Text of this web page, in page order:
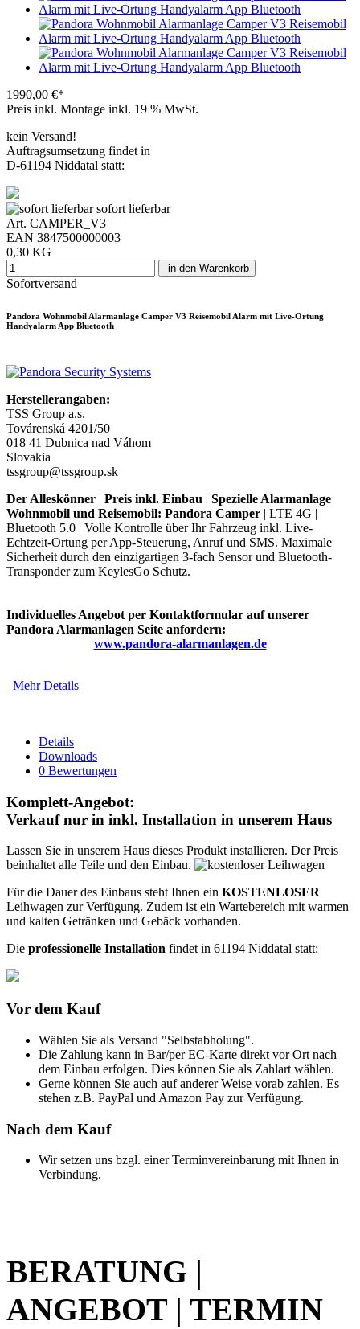
1990,00 €*
Preis inkl. Montage inkl. 19 % MwSt.
kein Versand!
Auftragsumsetzung findet in
D-61194 Niddatal statt:
sofort lieferbar
Art. CAMPER_V3
EAN 3847500000003
0,30 KG
in den Warenkorb
Sofortversand
Pandora Wohnmobil Alarmanlage Camper V3 Reisemobil Alarm mit Live-Ortung
Handyalarm App Bluetooth
Herstellerangaben:
TSS Group a.s.
Továrenská 4201/50
018 41 Dubnica nad Váhom
Slovakia
tssgroup@tssgroup.sk
Der Alleskönner | Preis inkl. Einbau | Spezielle Alarmanlage
Wohnmobil und Reisemobil: Pandora Camper | LTE 4G |
Bluetooth 5.0 | Volle Kontrolle über Ihr Fahrzeug inkl. Live-
Echtzeit-Ortung per App-Steuerung, Anruf und SMS. Maximale
Sicherheit durch den einzigartigen 3-fach Sensor und Bluetooth-
Transponder zum KeylesGo Schutz.
Individuelles Angebot per Kontaktformular auf unserer
Pandora Alarmanlagen Seite anfordern:
www.pandora-alarmanlagen.de
Mehr Details
Details
Downloads
0 Bewertungen
Komplett-Angebot:
Verkauf nur in inkl. Installation in unserem Haus
Lassen Sie in unserem Haus dieses Produkt installieren. Der Preis
beinhaltet alle Teile und den Einbau.
Für die Dauer des Einbaus steht Ihnen ein KOSTENLOSER
Leihwagen zur Verfügung. Zudem ist ein Wartebereich mit warmen
und kalten Getränken und Gebäck vorhanden.
Die professionelle Installation findet in 61194 Niddatal statt:
Vor dem Kauf
Wählen Sie als Versand "Selbstabholung".
Die Zahlung kann in Bar/per EC-Karte direkt vor Ort nach
dem Einbau erfolgen. Dies können Sie als Zahlart wählen.
Gerne können Sie auch auf anderer Weise vorab zahlen. Es
stehen z.B. PayPal und Amazon Pay zur Verfügung.
Nach dem Kauf
Wir setzen uns bzgl. einer Terminvereinbarung mit Ihnen in
Verbindung.
BERATUNG |
ANGEBOT | TERMIN